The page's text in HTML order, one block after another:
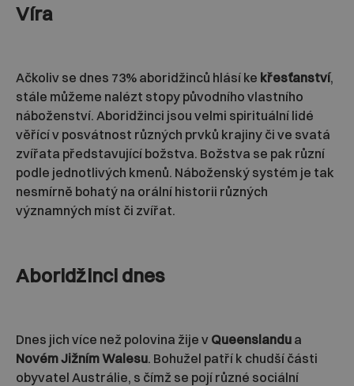
Víra
Ačkoliv se dnes 73% aboridžinců hlásí ke křesťanství,
stále můžeme nalézt stopy původního vlastního
náboženství. Aboridžinci jsou velmi spirituální lidé
věřící v posvátnost různých prvků krajiny či ve svatá
zvířata představující božstva. Božstva se pak různí
podle jednotlivých kmenů. Náboženský systém je tak
nesmírně bohatý na orální historii různých
významných míst či zvířat.
Aboridžinci dnes
Dnes jich více než polovina žije v Queenslandu a
Novém Jižním Walesu. Bohužel patří k chudší části
obyvatel Austrálie, s čímž se pojí různé sociální